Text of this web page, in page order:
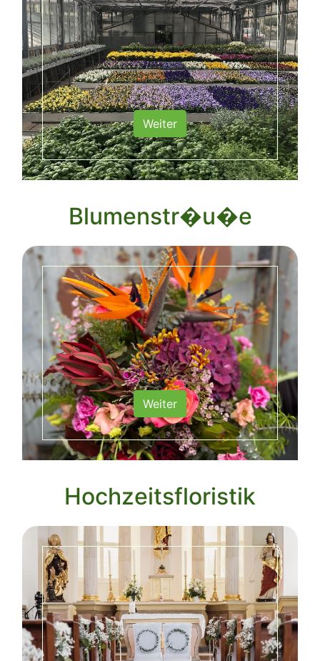
Weiter
Blumenstr�u�e
Weiter
Hochzeitsfloristik